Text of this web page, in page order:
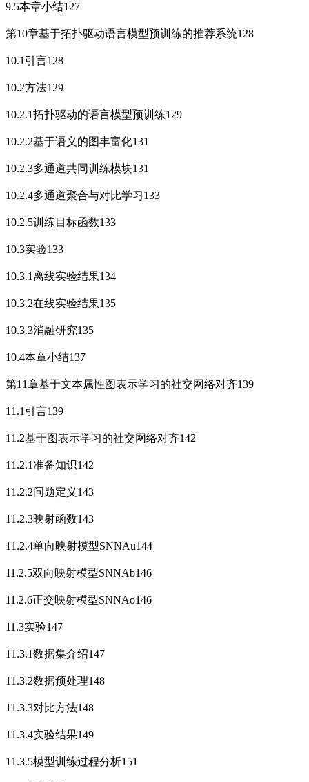
9.5本章小结127
第10章基于拓扑驱动语言模型预训练的推荐系统128
10.1引言128
10.2方法129
10.2.1拓扑驱动的语言模型预训练129
10.2.2基于语义的图丰富化131
10.2.3多通道共同训练模块131
10.2.4多通道聚合与对比学习133
10.2.5训练目标函数133
10.3实验133
10.3.1离线实验结果134
10.3.2在线实验结果135
10.3.3消融研究135
10.4本章小结137
第11章基于文本属性图表示学习的社交网络对齐139
11.1引言139
11.2基于图表示学习的社交网络对齐142
11.2.1准备知识142
11.2.2问题定义143
11.2.3映射函数143
11.2.4单向映射模型SNNAu144
11.2.5双向映射模型SNNAb146
11.2.6正交映射模型SNNAo146
11.3实验147
11.3.1数据集介绍147
11.3.2数据预处理148
11.3.3对比方法148
11.3.4实验结果149
11.3.5模型训练过程分析151